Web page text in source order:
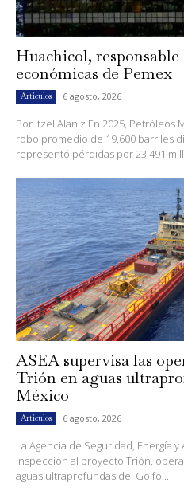
Huachicol, responsable
económicas de Pemex
Artículos 6 agosto, 2026
Por Itzel Alaniz En 2025, Petróleos
robo promedio de 19,600 barriles
representó pérdidas por 23,491
ASEA supervisa las
Trión en aguas
México
Artículos 6 agosto, 2026
La Agencia de Seguridad, Energía
inspección al proyecto Trión,
aguas ultraprofundas del Golfo...